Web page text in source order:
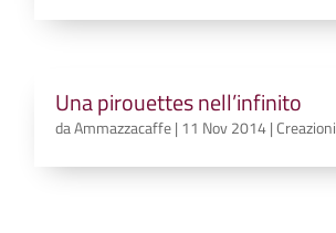
Una pirouettes nell’infinito
daAmmazzacaffe| 11 Nov 2014|Creazioni